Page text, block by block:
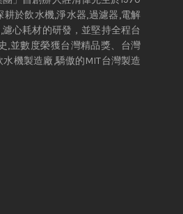
於飲水機,淨水器,過濾器,電解
心耗材的研發，並堅持全程台
,並數度榮獲台灣精品獎、台灣
機製造廠,驕傲的MIT台灣製造